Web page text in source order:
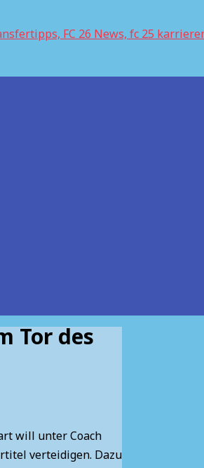
Tor des
will unter Coach
verteidigen. Dazu